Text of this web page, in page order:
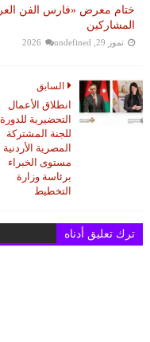
ختام معرض «فارس الفن
المشاركين
تموز 29, 2026 undefined
السابق
انطلاق الأعمال
للجنة المشتركة
المصرية
مستوى الخبراء
برئاسة وزارة
التخطيط
ترك تعليق أدناه